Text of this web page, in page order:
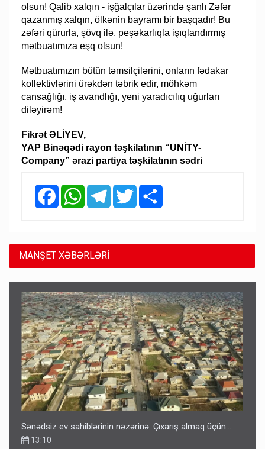
olsun! Qalib xalqın - işğalçılar üzərində şanlı Zəfər
qazanmış xalqın, ölkənin bayramı bir başqadır! Bu
zəfəri qürurla, şövq ilə, peşəkarlıqla işıqlandırmış
mətbuatımıza eşq olsun!
Mətbuatımızın bütün təmsilçilərini, onların fədakar
kollektivlərini ürəkdən təbrik edir, möhkəm
cansağlığı, iş avandlığı, yeni yaradıcılıq uğurları
diləyirəm!
Fikrət ƏLİYEV,
YAP Binəqədi rayon təşkilatının “UNİTY-
Company” ərazi partiya təşkilatının sədri
FacebookWhatsAppTelegramTwitter
MANŞET XƏBƏRLƏRİ
Sənədsiz ev sahiblərinin nəzərinə: Çıxarış almaq üçün...
13:10